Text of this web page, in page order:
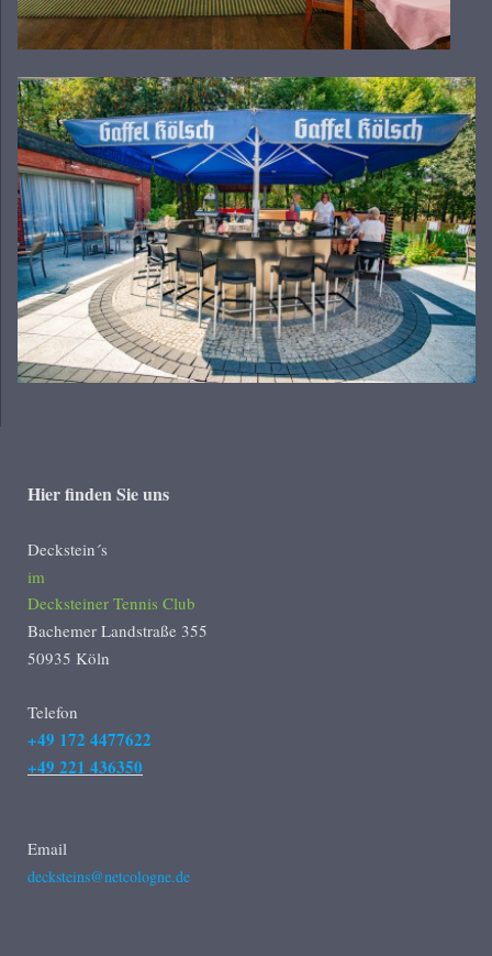
Hier finden Sie uns
Deckstein´s
im
Decksteiner Tennis Club
Bachemer Landstraße 355
50935 Köln
Telefon
+49 172 4477622
+49 221 436350
Email
decksteins@netcologne.de